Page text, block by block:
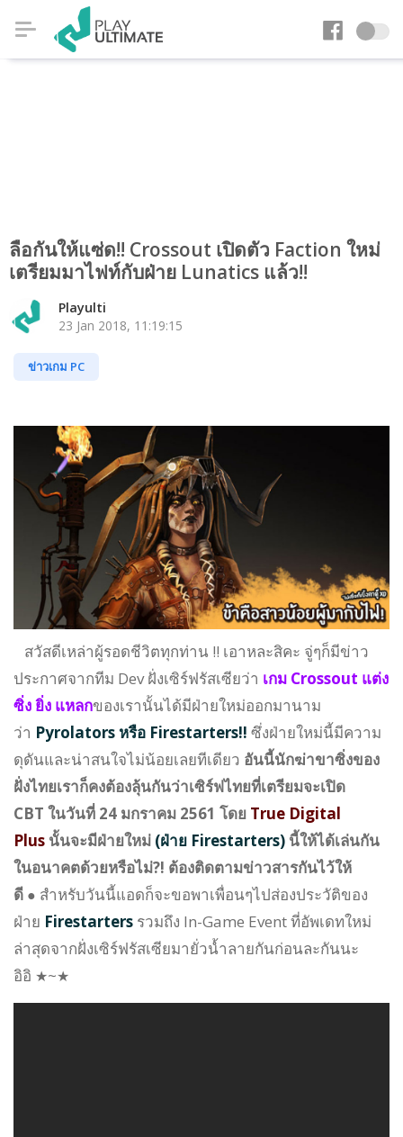
ลือกันให้แซ่ด!! Crossout เปิดตัว Faction ใหม่
เตรียมมาไฟท์กับฝ่าย Lunatics แล้ว!!
Playulti
23 Jan 2018, 11:19:15
ข่าวเกม PC
สวัสดีเหล่าผู้รอดชีวิตทุกท่าน !! เอาหละสิคะ จู่ๆก็มีข่าว
ประกาศจากทีม Dev ฝั่งเซิร์ฟรัสเซียว่า เกม Crossout แต่ง
ซิ่ง ยิ่ง แหลกของเรานั้นได้มีฝ่ายใหม่ออกมานาม
ว่า Pyrolators หรือ Firestarters!! ซึ่งฝ่ายใหม่นี้มีความ
ดุดันและน่าสนใจไม่น้อยเลยทีเดียว อันนี้นักฆ่าขาซิ่งของ
ฝั่งไทยเราก็คงต้องลุ้นกันว่าเซิร์ฟไทยที่เตรียมจะเปิด
CBT ในวันที่ 24 มกราคม 2561 โดย True Digital
Plus นั้นจะมีฝ่ายใหม่ (ฝ่าย Firestarters) นี้ให้ได้เล่นกัน
ในอนาคตด้วยหรือไม่?! ต้องติดตามข่าวสารกันไว้ให้
ดี ● สำหรับวันนี้แอดก็จะขอพาเพื่อนๆไปส่องประวัติของ
ฝ่าย Firestarters รวมถึง In-Game Event ที่อัพเดทใหม่
ล่าสุดจากฝั่งเซิร์ฟรัสเซียมายั่วน้ำลายกันก่อนละกันนะ
อิอิ ★~★